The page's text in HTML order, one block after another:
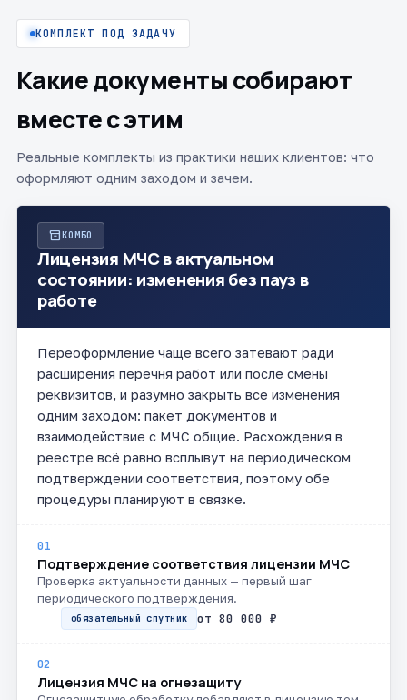
КОМПЛЕКТ ПОД ЗАДАЧУ
Какие документы собирают
вместе с этим
Реальные комплекты из практики наших клиентов: что
оформляют одним заходом и зачем.
inventory_2КОМБО
Лицензия МЧС в актуальном
состоянии: изменения без пауз в
работе
Переоформление чаще всего затевают ради
расширения перечня работ или после смены
реквизитов, и разумно закрыть все изменения
одним заходом: пакет документов и
взаимодействие с МЧС общие. Расхождения в
реестре всё равно всплывут на периодическом
подтверждении соответствия, поэтому обе
процедуры планируют в связке.
01
Подтверждение соответствия лицензии МЧС
Проверка актуальности данных — первый шаг
периодического подтверждения.
обязательный спутник от 80 000 ₽
02
Лицензия МЧС на огнезащиту